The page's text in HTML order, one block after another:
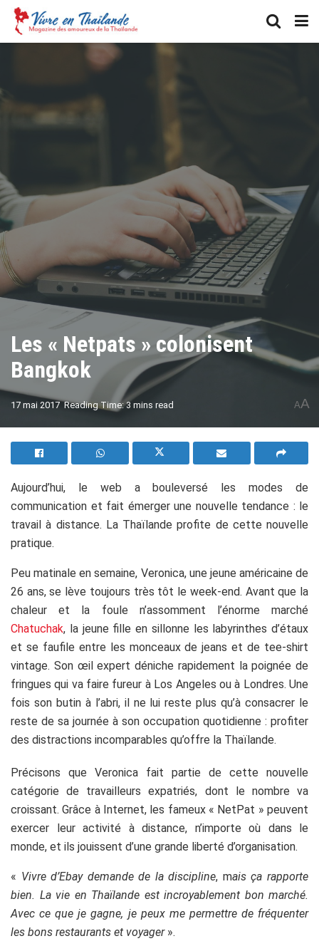
Les « Netpats » colonisent
Bangkok
17 mai 2017 Reading Time: 3 mins read AA
Aujourd’hui, le web a bouleversé les modes de
communication et fait émerger une nouvelle tendance : le
travail à distance. La Thaïlande profite de cette nouvelle
pratique.
Peu matinale en semaine, Veronica, une jeune américaine de
26 ans, se lève toujours très tôt le week-end. Avant que la
chaleur et la foule n’assomment l’énorme marché
Chatuchak, la jeune fille en sillonne les labyrinthes d’étaux
et se faufile entre les monceaux de jeans et de tee-shirt
vintage. Son œil expert déniche rapidement la poignée de
fringues qui va faire fureur à Los Angeles ou à Londres. Une
fois son butin à l’abri, il ne lui reste plus qu’à consacrer le
reste de sa journée à son occupation quotidienne : profiter
des distractions incomparables qu’offre la Thaïlande.
Précisons que Veronica fait partie de cette nouvelle
catégorie de travailleurs expatriés, dont le nombre va
croissant. Grâce à Internet, les fameux « NetPat » peuvent
exercer leur activité à distance, n’importe où dans le
monde, et ils jouissent d’une grande liberté d’organisation.
« Vivre d’Ebay demande de la discipline, mais ça rapporte
bien. La vie en Thaïlande est incroyablement bon marché.
Avec ce que je gagne, je peux me permettre de fréquenter
les bons restaurants et voyager».